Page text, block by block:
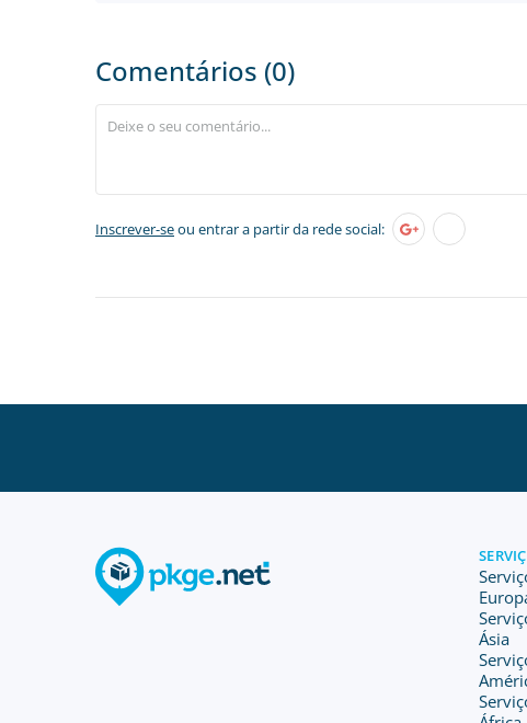
Comentários (0)
Inscrever-seou entrar a partir da rede social:
Ásia